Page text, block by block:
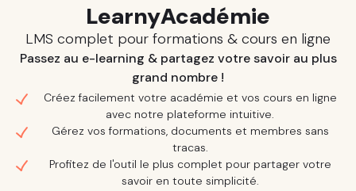
LearnyAcadémie
LMS complet pour formations & cours en ligne
Passez au e-learning & partagez votre savoir au plus
grand nombre !
Créez facilement votre académie et vos cours en ligne
avec notre plateforme intuitive.
Gérez vos formations, documents et membres sans
tracas.
Profitez de l'outil le plus complet pour partager votre
savoir en toute simplicité.